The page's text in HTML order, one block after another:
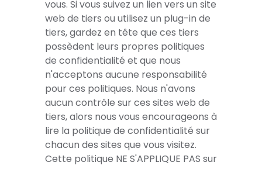
vous. Si vous suivez un lien vers un site
web de tiers ou utilisez un plug-in de
tiers, gardez en tête que ces tiers
possèdent leurs propres politiques
de confidentialité et que nous
n'acceptons aucune responsabilité
pour ces politiques. Nous n'avons
aucun contrôle sur ces sites web de
tiers, alors nous vous encourageons à
lire la politique de confidentialité sur
chacun des sites que vous visitez.
Cette politique NE S'APPLIQUE PAS sur